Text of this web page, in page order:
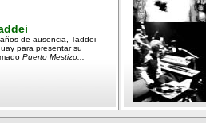
de ausencia, Taddei
para presentar su
Puerto Mestizo...